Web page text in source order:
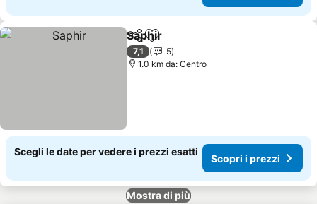
CondividiAggiungi ai preferiti
Saphir
7,1
5
1.0 km da: Centro
Scegli le date per vedere i prezzi esatti
Scopri i prezzi
Mostra di più